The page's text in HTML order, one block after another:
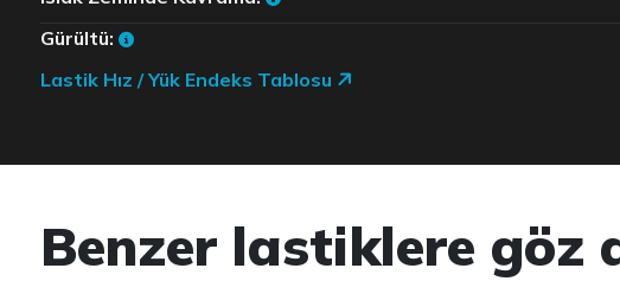
Gürültü:
Lastik Hız / Yük Endeks Tablosu
Benzer lastiklere göz